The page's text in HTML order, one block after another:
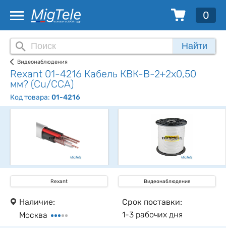
0
Найти
Видеонаблюдения
Rexant 01-4216 Кабель КВК-В-2+2x0,50
мм? (Cu/CCA)
Код товара: 01-4216
Rexant Видеонаблюдения
Наличие:
Москва
Срок поставки:
1-3 рабочих дня